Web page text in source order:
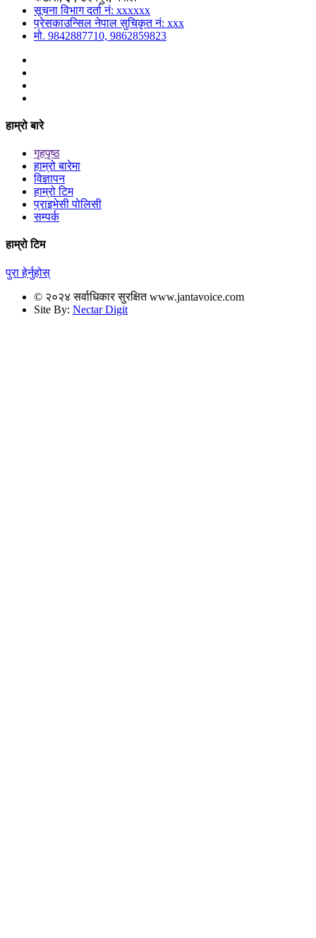
सूचना विभाग दर्ता नं: xxxxxx
प्रेसकाउन्सिल नेपाल सुचिकृत नं: xxx
मो. 9842887710, 9862859823
हाम्रो बारे
गृहपृष्ठ
हाम्रो बारेमा
विज्ञापन
हाम्रो टिम
प्राइभेसी पोलिसी
सम्पर्क
हाम्रो टिम
पुरा हेर्नुहोस्
© २०२४ सर्वाधिकार सुरक्षित www.jantavoice.com
Site By: Nectar Digit